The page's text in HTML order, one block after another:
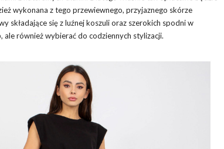
wykonana z tego przewiewnego, przyjaznego skórze
składające się z luźnej koszuli oraz szerokich spodni w
ale również wybierać do codziennych stylizacji.